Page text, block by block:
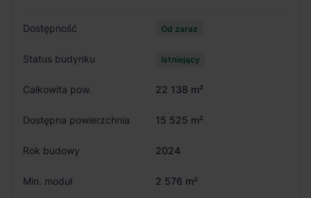
Dostępność Od zaraz
Status budynku Istniejący
Całkowita pow. 22 138 m²
Dostępna powierzchnia 15 525 m²
Rok budowy 2024
Min. moduł
2 576 m²